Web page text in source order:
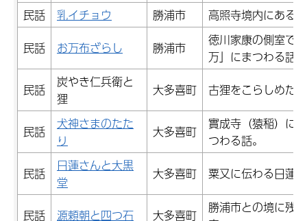
民話
乳イチョウ 勝浦市
高照寺境内にある
民話
お万布ざらし 勝浦市
徳川家康の側室で
万」にまつわる話。
民話
炭やき仁兵衛と
狸
大多喜町 古狸をこらしめた
民話
犬神さまのたた
り
大多喜町
實成寺（猿稲）に
つわる話。
民話
日蓮さんと大黒
堂
大多喜町 粟又に伝わる日蓮
民話 源頼朝と四つ石 大多喜町
勝浦市との境に残